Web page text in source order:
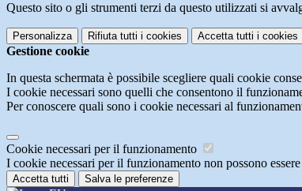
Questo sito o gli strumenti terzi da questo utilizzati si
Personalizza Rifiuta tutti i cookies Accetta tutti i cookies
Gestione cookie
In questa schermata è possibile scegliere quali cookie
I cookie necessari sono quelli che consentono il
Per conoscere quali sono i cookie necessari al
Cookie necessari per il funzionamento
I cookie necessari per il funzionamento non possono
Accetta tutti Salva le preferenze